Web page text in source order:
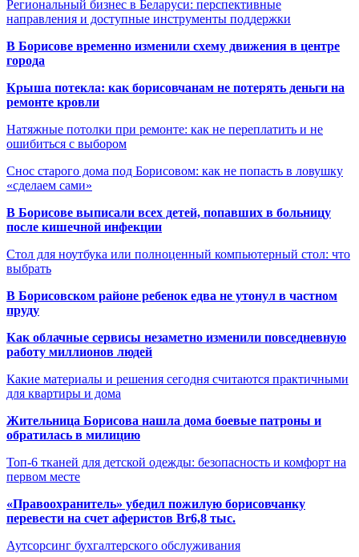
Региональный бизнес в Беларуси: перспективные
направления и доступные инструменты поддержки
В Борисове временно изменили схему движения в центре
города
Крыша потекла: как борисовчанам не потерять деньги на
ремонте кровли
Натяжные потолки при ремонте: как не переплатить и не
ошибиться с выбором
Снос старого дома под Борисовом: как не попасть в ловушку
«сделаем сами»
В Борисове выписали всех детей, попавших в больницу
после кишечной инфекции
Стол для ноутбука или полноценный компьютерный стол: что
выбрать
В Борисовском районе ребенок едва не утонул в частном
пруду
Как облачные сервисы незаметно изменили повседневную
работу миллионов людей
Какие материалы и решения сегодня считаются практичными
для квартиры и дома
Жительница Борисова нашла дома боевые патроны и
обратилась в милицию
Топ-6 тканей для детской одежды: безопасность и комфорт на
первом месте
«Правоохранитель» убедил пожилую борисовчанку
перевести на счет аферистов Br6,8 тыс.
Аутсорсинг бухгалтерского обслуживания